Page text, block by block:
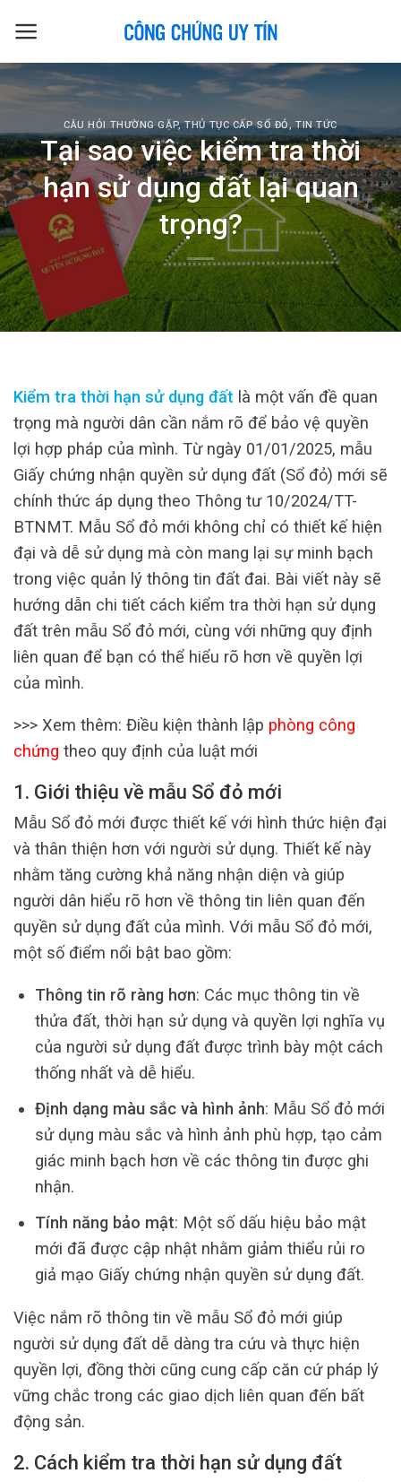
CÂU HỎI THƯỜNG GẶP,THỦ TỤC CẤP SỔ ĐỎ,TIN TỨC
Tại sao việc kiểm tra thời
hạn sử dụng đất lại quan
trọng?
Kiểm tra thời hạn sử dụng đất là một vấn đề quan
trọng mà người dân cần nắm rõ để bảo vệ quyền
lợi hợp pháp của mình. Từ ngày 01/01/2025, mẫu
Giấy chứng nhận quyền sử dụng đất (Sổ đỏ) mới sẽ
chính thức áp dụng theo Thông tư 10/2024/TT-
BTNMT. Mẫu Sổ đỏ mới không chỉ có thiết kế hiện
đại và dễ sử dụng mà còn mang lại sự minh bạch
trong việc quản lý thông tin đất đai. Bài viết này sẽ
hướng dẫn chi tiết cách kiểm tra thời hạn sử dụng
đất trên mẫu Sổ đỏ mới, cùng với những quy định
liên quan để bạn có thể hiểu rõ hơn về quyền lợi
của mình.
>>> Xem thêm: Điều kiện thành lập phòng công
chứng theo quy định của luật mới
1. Giới thiệu về mẫu Sổ đỏ mới
Mẫu Sổ đỏ mới được thiết kế với hình thức hiện đại
và thân thiện hơn với người sử dụng. Thiết kế này
nhằm tăng cường khả năng nhận diện và giúp
người dân hiểu rõ hơn về thông tin liên quan đến
quyền sử dụng đất của mình. Với mẫu Sổ đỏ mới,
một số điểm nổi bật bao gồm:
Thông tin rõ ràng hơn: Các mục thông tin về
thửa đất, thời hạn sử dụng và quyền lợi nghĩa vụ
của người sử dụng đất được trình bày một cách
thống nhất và dễ hiểu.
Định dạng màu sắc và hình ảnh: Mẫu Sổ đỏ mới
sử dụng màu sắc và hình ảnh phù hợp, tạo cảm
giác minh bạch hơn về các thông tin được ghi
nhận.
Tính năng bảo mật: Một số dấu hiệu bảo mật
mới đã được cập nhật nhằm giảm thiểu rủi ro
giả mạo Giấy chứng nhận quyền sử dụng đất.
Việc nắm rõ thông tin về mẫu Sổ đỏ mới giúp
người sử dụng đất dễ dàng tra cứu và thực hiện
quyền lợi, đồng thời cũng cung cấp căn cứ pháp lý
vững chắc trong các giao dịch liên quan đến bất
động sản.
2. Cách kiểm tra thời hạn sử dụng đất